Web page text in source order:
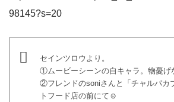
98145?s=20
セインツロウより。
①ムービーシーンの自キャラ。物憂げ
②フレンドのsoniさんと「チャルパカ
トフード店の前にて☺️